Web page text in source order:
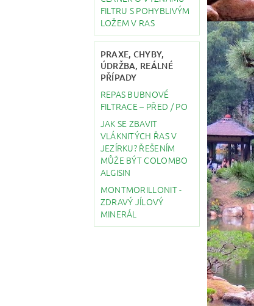
FILTRU S POHYBLIVÝM
LOŽEM V RAS
PRAXE, CHYBY,
ÚDRŽBA, REÁLNÉ
PŘÍPADY
REPAS BUBNOVÉ
FILTRACE – PŘED / PO
JAK SE ZBAVIT
VLÁKNITÝCH ŘAS V
JEZÍRKU? ŘEŠENÍM
MŮŽE BÝT COLOMBO
ALGISIN
MONTMORILLONIT -
ZDRAVÝ JÍLOVÝ
MINERÁL